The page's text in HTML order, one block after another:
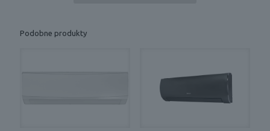
Podobne produkty